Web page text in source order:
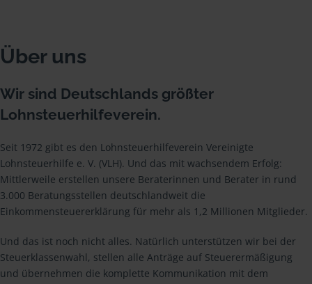
Über uns
Wir sind Deutschlands größter
Lohnsteuerhilfeverein.
Seit 1972 gibt es den Lohnsteuerhilfeverein Vereinigte
Lohnsteuerhilfe e. V. (VLH). Und das mit wachsendem Erfolg:
Mittlerweile erstellen unsere Beraterinnen und Berater in rund
3.000 Beratungsstellen deutschlandweit die
Einkommensteuererklärung für mehr als 1,2 Millionen Mitglieder.
Und das ist noch nicht alles. Natürlich unterstützen wir bei der
Steuerklassenwahl, stellen alle Anträge auf Steuerermäßigung
und übernehmen die komplette Kommunikation mit dem